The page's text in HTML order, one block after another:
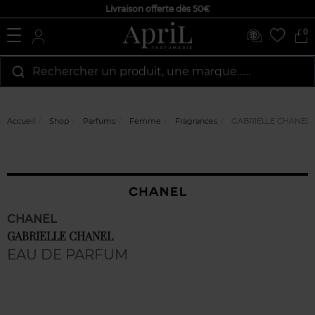
Livraison offerte dès 50€
0
Rechercher un produit, une marque…...
Accueil Shop Parfums Femme Fragrances GABRIELLE CHANEL
CHANEL
GABRIELLE CHANEL
EAU DE PARFUM